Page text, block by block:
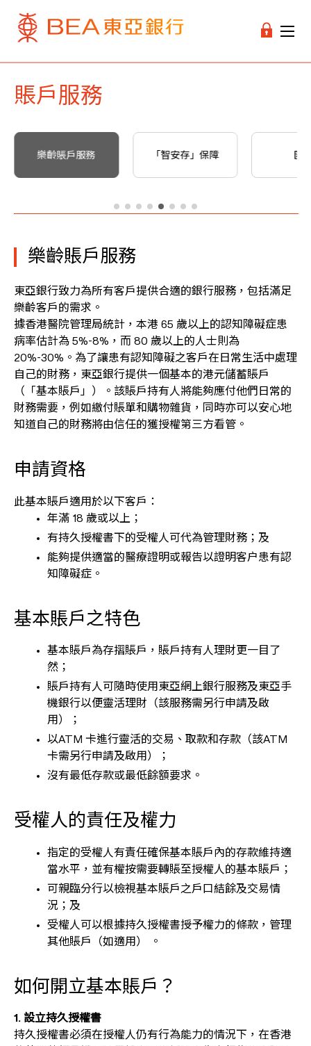
賬戶服務
樂齡賬戶服務 「智安存」保障 匯
樂齡賬戶服務
東亞銀行致力為所有客戶提供合適的銀行服務，包括滿足
樂齡客戶的需求。
據香港醫院管理局統計，本港 65 歲以上的認知障礙症患
病率估計為 5%-8%，而 80 歲以上的人士則為
20%-30%。為了讓患有認知障礙之客戶在日常生活中處理
自己的財務，東亞銀行提供一個基本的港元儲蓄賬戶
（「基本賬戶」）。該賬戶持有人將能夠應付他們日常的
財務需要，例如繳付賬單和購物雜貨，同時亦可以安心地
知道自己的財務將由信任的獲授權第三方看管。
申請資格
此基本賬戶適用於以下客戶：
年滿 18 歲或以上；
有持久授權書下的受權人可代為管理財務；及
能夠提供適當的醫療證明或報告以證明客户患有認
知障礙症。
基本賬戶之特色
基本賬戶為存摺賬戶，賬戶持有人理財更一目了
然；
賬戶持有人可隨時使用東亞網上銀行服務及東亞手
機銀行以便靈活理財（該服務需另行申請及啟
用）；
以ATM 卡進行靈活的交易、取款和存款（該ATM
卡需另行申請及啟用）；
沒有最低存款或最低餘額要求。
受權人的責任及權力
指定的受權人有責任確保基本賬戶內的存款維持適
當水平，並有權按需要轉賬至授權人的基本賬戶；
可親臨分行以檢視基本賬戶之戶口結餘及交易情
況；及
受權人可以根據持久授權書授予權力的條款，管理
其他賬戶（如適用） 。
如何開立基本賬戶？
1. 設立持久授權書
持久授權書必須在授權人仍有行為能力的情況下，在香港